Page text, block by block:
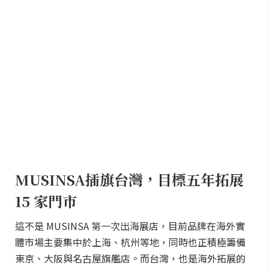
MUSINSA插旗台灣，目標五年拓展
15 家門市
這不是 MUSINSA 第一次出海展店，目前品牌在海外實
體市場主要集中於上海、杭州等地，同時也正積極籌備
東京、大阪與名古屋旗艦店。而台灣，也是海外拓展的